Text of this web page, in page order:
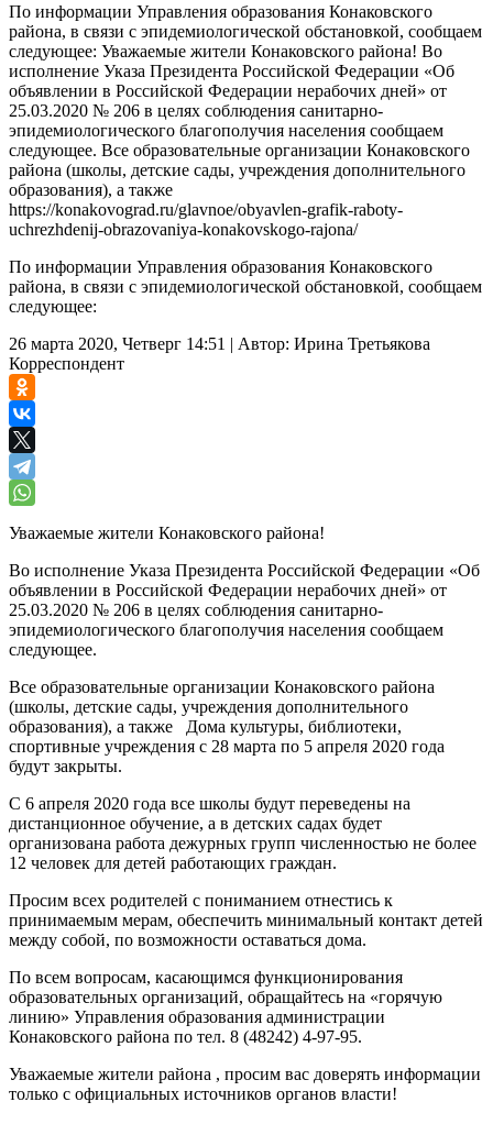
По информации Управления образования Конаковского
района, в связи с эпидемиологической обстановкой, сообщаем
следующее: Уважаемые жители Конаковского района! Во
исполнение Указа Президента Российской Федерации «Об
объявлении в Российской Федерации нерабочих дней» от
25.03.2020 № 206 в целях соблюдения санитарно-
эпидемиологического благополучия населения сообщаем
следующее. Все образовательные организации Конаковского
района (школы, детские сады, учреждения дополнительного
образования), а также
https://konakovograd.ru/glavnoe/obyavlen-grafik-raboty-
uchrezhdenij-obrazovaniya-konakovskogo-rajona/
По информации Управления образования Конаковского
района, в связи с эпидемиологической обстановкой, сообщаем
следующее:
26 марта 2020, Четверг 14:51 | Автор: Ирина Третьякова
Корреспондент
Уважаемые жители Конаковского района!
Во исполнение Указа Президента Российской Федерации «Об
объявлении в Российской Федерации нерабочих дней» от
25.03.2020 № 206 в целях соблюдения санитарно-
эпидемиологического благополучия населения сообщаем
следующее.
Все образовательные организации Конаковского района
(школы, детские сады, учреждения дополнительного
образования), а также Дома культуры, библиотеки,
спортивные учреждения с 28 марта по 5 апреля 2020 года
будут закрыты.
С 6 апреля 2020 года все школы будут переведены на
дистанционное обучение, а в детских садах будет
организована работа дежурных групп численностью не более
12 человек для детей работающих граждан.
Просим всех родителей с пониманием отнестись к
принимаемым мерам, обеспечить минимальный контакт детей
между собой, по возможности оставаться дома.
По всем вопросам, касающимся функционирования
образовательных организаций, обращайтесь на «горячую
линию» Управления образования администрации
Конаковского района по тел. 8 (48242) 4-97-95.
Уважаемые жители района , просим вас доверять информации
только с официальных источников органов власти!